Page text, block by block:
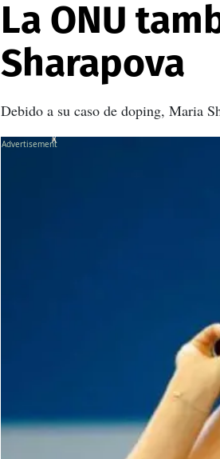
La ONU
Sharapova
Debido a su caso de doping, Maria
X